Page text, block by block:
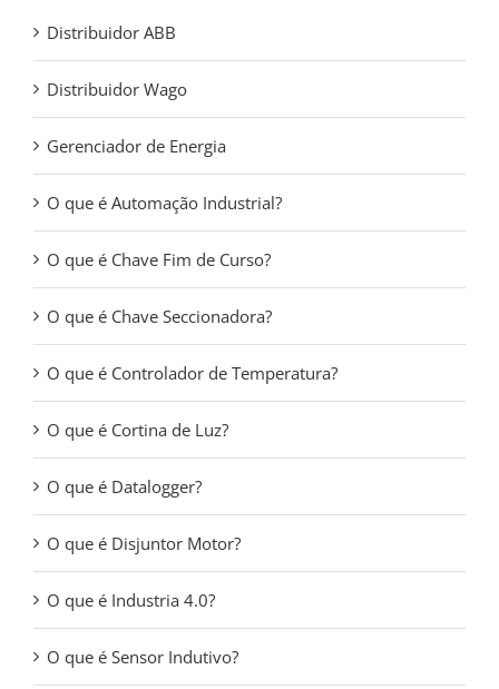
Distribuidor ABB
Distribuidor Wago
Gerenciador de Energia
O que é Automação Industrial?
O que é Chave Fim de Curso?
O que é Chave Seccionadora?
O que é Controlador de Temperatura?
O que é Cortina de Luz?
O que é Datalogger?
O que é Disjuntor Motor?
O que é Industria 4.0?
O que é Sensor Indutivo?